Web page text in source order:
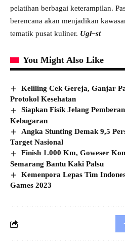
pelatihan berbagai keterampilan.
berencana akan menjadikan
tematik pusat kuliner. Ugl–st
You Might Also Like
Keliling Cek Gereja, Ganjar
Protokol Kesehatan
Siapkan Fisik Jelang
Kebugaran
Angka Stunting Demak 9,5
Target Nasional
Finish 1.000 Km, Goweser
Semarang Bantu Kaki Palsu
Kemenpora Lepas Tim
Games 2023